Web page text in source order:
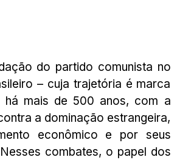
do partido comunista no
– cuja trajetória é marca
há mais de 500 anos, com a
a dominação estrangeira,
econômico e por seus
combates, o papel dos